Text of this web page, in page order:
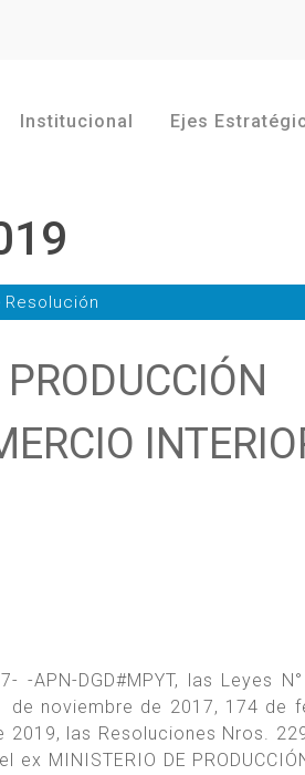
Institucional Ejes
Resolución
-APN-DGD#MPYT, las Leyes
noviembre de 2017, 174 de
las Resoluciones Nros.
MINISTERIO DE